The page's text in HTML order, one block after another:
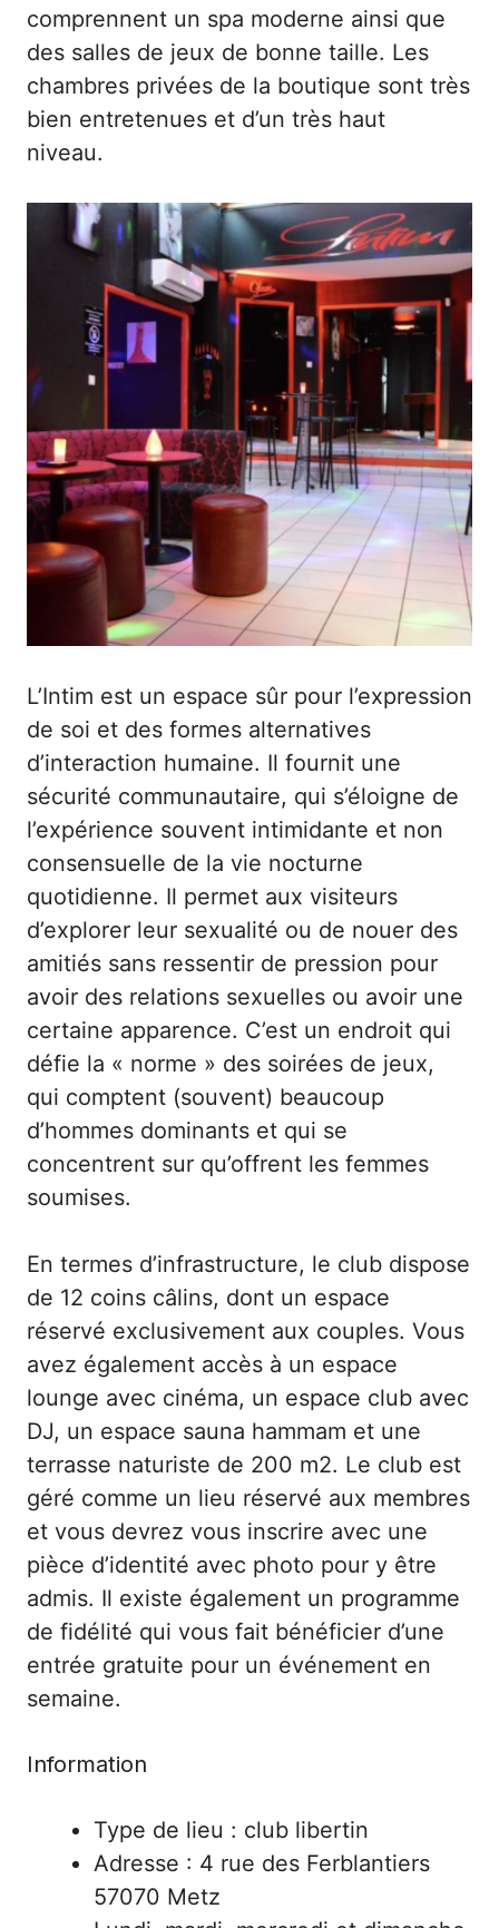
comprennent un spa moderne ainsi que
des salles de jeux de bonne taille. Les
chambres privées de la boutique sont très
bien entretenues et d’un très haut
niveau.
L’Intim est un espace sûr pour l’expression
de soi et des formes alternatives
d’interaction humaine. Il fournit une
sécurité communautaire, qui s’éloigne de
l’expérience souvent intimidante et non
consensuelle de la vie nocturne
quotidienne. Il permet aux visiteurs
d’explorer leur sexualité ou de nouer des
amitiés sans ressentir de pression pour
avoir des relations sexuelles ou avoir une
certaine apparence. C’est un endroit qui
défie la « norme » des soirées de jeux,
qui comptent (souvent) beaucoup
d’hommes dominants et qui se
concentrent sur qu’offrent les femmes
soumises.
En termes d’infrastructure, le club dispose
de 12 coins câlins, dont un espace
réservé exclusivement aux couples. Vous
avez également accès à un espace
lounge avec cinéma, un espace club avec
DJ, un espace sauna hammam et une
terrasse naturiste de 200 m2. Le club est
géré comme un lieu réservé aux membres
et vous devrez vous inscrire avec une
pièce d’identité avec photo pour y être
admis. Il existe également un programme
de fidélité qui vous fait bénéficier d’une
entrée gratuite pour un événement en
semaine.
Information
Type de lieu : club libertin
Adresse : 4 rue des Ferblantiers
57070 Metz